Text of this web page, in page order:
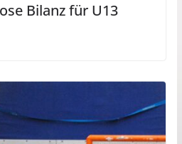
Bilanz für U13